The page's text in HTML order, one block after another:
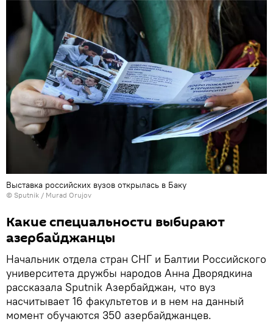
Выставка российских вузов открылась в Баку
© Sputnik / Murad Orujov
Какие специальности выбирают
азербайджанцы
Начальник отдела стран СНГ и Балтии Российского
университета дружбы народов Анна Дворядкина
рассказала Sputnik Азербайджан, что вуз
насчитывает 16 факультетов и в нем на данный
момент обучаются 350 азербайджанцев.